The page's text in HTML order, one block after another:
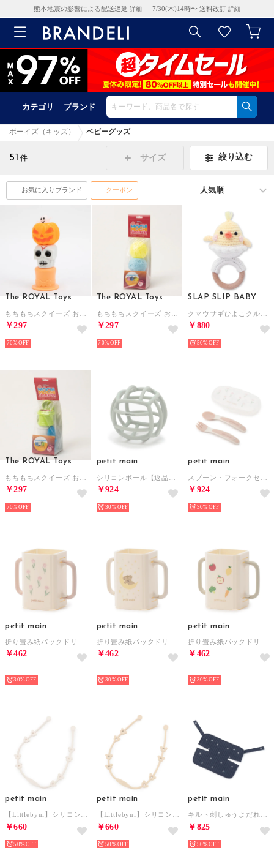
熊本地震の影響による配送遅延 詳細 ｜ 7/30(木)14時〜 送料改訂 詳細
カテゴリ ブランド
ボーイズ（キッズ） ベビーグッズ
51 件 サイズ 絞り込む
お気に入りブランド クーポン
The ROYAL Toys
￥297
70%
The ROYAL Toys
￥297
70%
SLAP SLIP BABY
￥880
50%
The ROYAL Toys
￥297
70%
petit main
￥924
30%
petit main
￥924
30%
petit main
￥462
30%
petit main
￥462
30%
petit main
￥462
30%
petit main
【Littlebyul】シリコンTOYBAND【返品不可商品】 （オフ ホワイト）
￥660
50%
petit main
【Littlebyul】シリコンTOYBAND【返品不可商品】 （ベージュ）
￥660
50%
petit main
キルト刺しゅうよだれカバー【返品不可商品】 （紺）
￥825
50%